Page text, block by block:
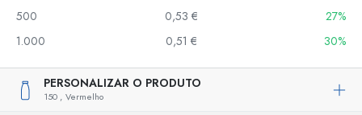
500
0,53 €
27%
1.000
0,51 € 30%
PERSONALIZAR O PRODUTO
150 , Vermelho